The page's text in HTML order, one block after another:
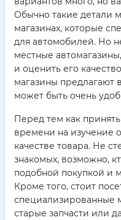
Обычно такие детали
магазинах, которые
для автомобилей. Но
местные
и оценить его
магазины предлагают
может быть очень
Перед тем как
времени на изучение
качестве товара. Не
знакомых, возможно,
подобной покупкой и
Кроме того, стоит
специализированные
старые запчасти или